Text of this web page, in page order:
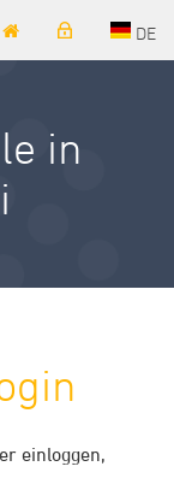
DE
in
einloggen,